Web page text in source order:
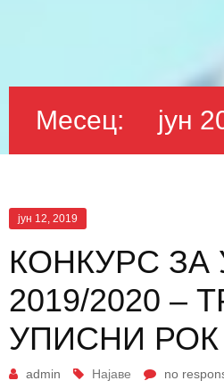
Месец: јун
јун 12, 2019
КОНКУРС ЗА
2019/2020 –
УПИСНИ РОК
admin Најаве no